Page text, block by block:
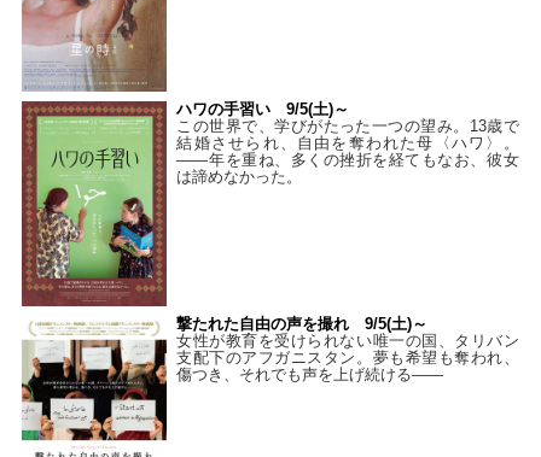
ハワの手習い 9/5(土)～
この世界で、学びがたった一つの望み。13歳で
結婚させられ、自由を奪われた母〈ハワ〉。
——年を重ね、多くの挫折を経てもなお、彼女
は諦めなかった。
撃たれた自由の声を撮れ 9/5(土)～
女性が教育を受けられない唯一の国、タリバン
支配下のアフガニスタン。夢も希望も奪われ、
傷つき、それでも声を上げ続ける——